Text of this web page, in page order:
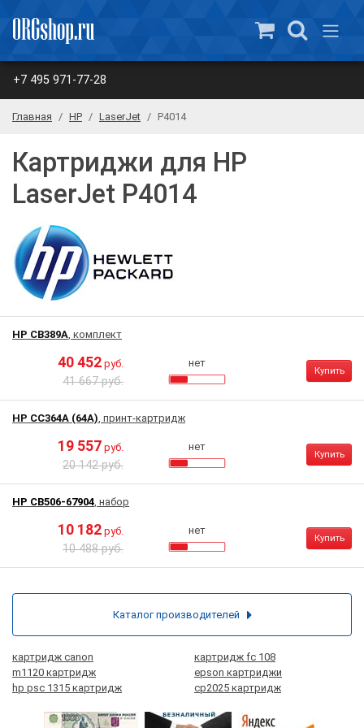
+7 495 971-77-28
Главная HP LaserJet P4014
Картриджи для HP
LaserJet P4014
HP CB389A, комплект
40 452 руб.
41 667 руб.
нет
Купить
HP CC364A (64A), принт-картридж
19 557 руб.
20 142 руб.
нет
Купить
HP CB506-67904, набор
10 182 руб.
10 488 руб.
нет
Купить
картридж canon
картридж fc 108
m1120 картридж
epson картриджи
hp psc 1315 картридж
cp2025 картридж